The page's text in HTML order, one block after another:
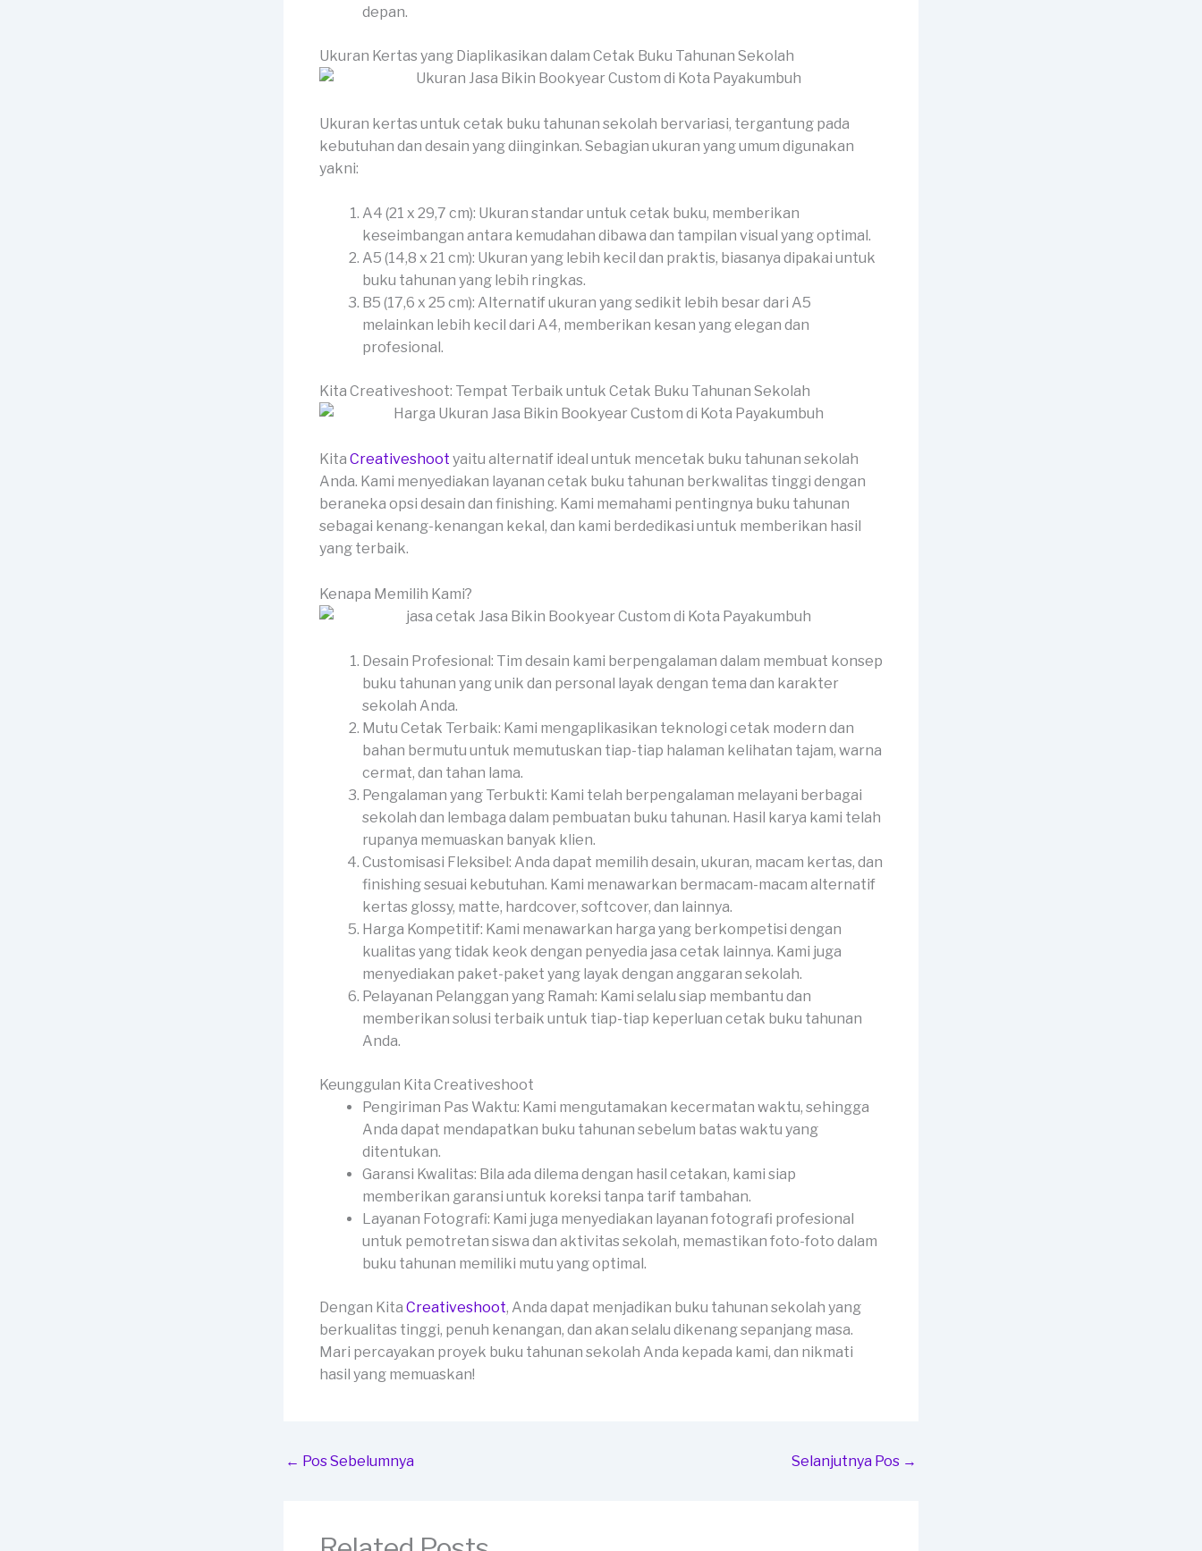
depan.
Ukuran Kertas yang Diaplikasikan dalam Cetak Buku Tahunan Sekolah
Ukuran kertas untuk cetak buku tahunan sekolah bervariasi, tergantung pada
kebutuhan dan desain yang diinginkan. Sebagian ukuran yang umum digunakan
yakni:
A4 (21 x 29,7 cm): Ukuran standar untuk cetak buku, memberikan
keseimbangan antara kemudahan dibawa dan tampilan visual yang optimal.
A5 (14,8 x 21 cm): Ukuran yang lebih kecil dan praktis, biasanya dipakai untuk
buku tahunan yang lebih ringkas.
B5 (17,6 x 25 cm): Alternatif ukuran yang sedikit lebih besar dari A5
melainkan lebih kecil dari A4, memberikan kesan yang elegan dan
profesional.
Kita Creativeshoot: Tempat Terbaik untuk Cetak Buku Tahunan Sekolah
Kita Creativeshoot yaitu alternatif ideal untuk mencetak buku tahunan sekolah
Anda. Kami menyediakan layanan cetak buku tahunan berkwalitas tinggi dengan
beraneka opsi desain dan finishing. Kami memahami pentingnya buku tahunan
sebagai kenang-kenangan kekal, dan kami berdedikasi untuk memberikan hasil
yang terbaik.
Kenapa Memilih Kami?
Desain Profesional: Tim desain kami berpengalaman dalam membuat konsep
buku tahunan yang unik dan personal layak dengan tema dan karakter
sekolah Anda.
Mutu Cetak Terbaik: Kami mengaplikasikan teknologi cetak modern dan
bahan bermutu untuk memutuskan tiap-tiap halaman kelihatan tajam, warna
cermat, dan tahan lama.
Pengalaman yang Terbukti: Kami telah berpengalaman melayani berbagai
sekolah dan lembaga dalam pembuatan buku tahunan. Hasil karya kami telah
rupanya memuaskan banyak klien.
Customisasi Fleksibel: Anda dapat memilih desain, ukuran, macam kertas, dan
finishing sesuai kebutuhan. Kami menawarkan bermacam-macam alternatif
kertas glossy, matte, hardcover, softcover, dan lainnya.
Harga Kompetitif: Kami menawarkan harga yang berkompetisi dengan
kualitas yang tidak keok dengan penyedia jasa cetak lainnya. Kami juga
menyediakan paket-paket yang layak dengan anggaran sekolah.
Pelayanan Pelanggan yang Ramah: Kami selalu siap membantu dan
memberikan solusi terbaik untuk tiap-tiap keperluan cetak buku tahunan
Anda.
Keunggulan Kita Creativeshoot
Pengiriman Pas Waktu: Kami mengutamakan kecermatan waktu, sehingga
Anda dapat mendapatkan buku tahunan sebelum batas waktu yang
ditentukan.
Garansi Kwalitas: Bila ada dilema dengan hasil cetakan, kami siap
memberikan garansi untuk koreksi tanpa tarif tambahan.
Layanan Fotografi: Kami juga menyediakan layanan fotografi profesional
untuk pemotretan siswa dan aktivitas sekolah, memastikan foto-foto dalam
buku tahunan memiliki mutu yang optimal.
Dengan Kita Creativeshoot, Anda dapat menjadikan buku tahunan sekolah yang
berkualitas tinggi, penuh kenangan, dan akan selalu dikenang sepanjang masa.
Mari percayakan proyek buku tahunan sekolah Anda kepada kami, dan nikmati
hasil yang memuaskan!
← Pos Sebelumnya Selanjutnya Pos →